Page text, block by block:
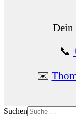
Dein
📞
✉️
Suchen